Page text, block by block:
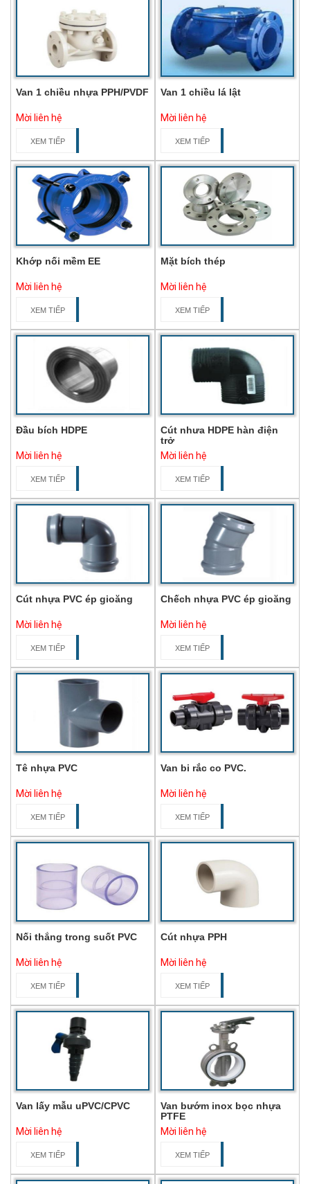
Van 1 chiều nhựa PPH/PVDF
Mời liên hệ
XEM TIẾP
Van 1 chiều lá lật
Mời liên hệ
XEM TIẾP
Khớp nối mềm EE
Mời liên hệ
XEM TIẾP
Mặt bích thép
Mời liên hệ
XEM TIẾP
Đầu bích HDPE
Mời liên hệ
XEM TIẾP
Cút nhưa HDPE hàn điện
trở
Mời liên hệ
XEM TIẾP
Cút nhựa PVC ép gioăng
Mời liên hệ
XEM TIẾP
Chếch nhựa PVC ép gioăng
Mời liên hệ
XEM TIẾP
Tê nhựa PVC
Mời liên hệ
XEM TIẾP
Van bi rắc co PVC.
Mời liên hệ
XEM TIẾP
Nối thẳng trong suốt PVC
Mời liên hệ
XEM TIẾP
Cút nhựa PPH
Mời liên hệ
XEM TIẾP
Van lấy mẫu uPVC/CPVC
Mời liên hệ
XEM TIẾP
Van bướm inox bọc nhựa
PTFE
Mời liên hệ
XEM TIẾP